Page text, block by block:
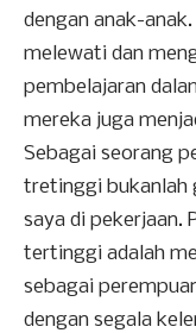
dengan anak-
melewati dan
pembelajaran
mereka juga
Sebagai seorang
tretinggi bukanlah
saya di pekerjaan.
tertinggi adalah
sebagai
dengan segala